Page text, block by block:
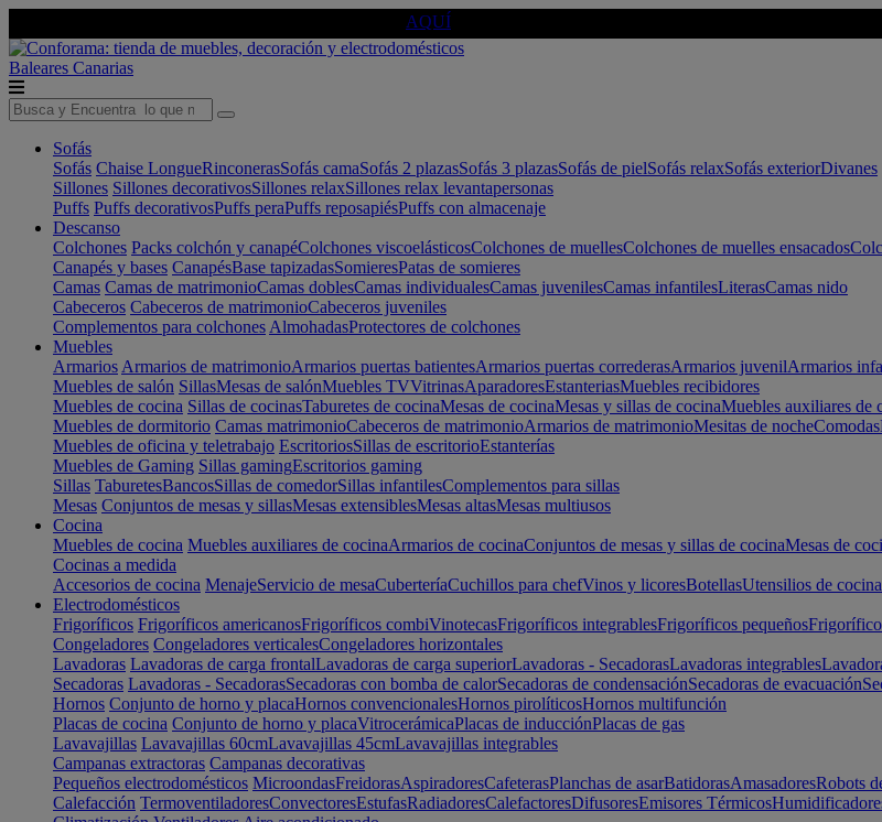
AQUÍ
Baleares Canarias
Sofás
Sofás Chaise LongueRinconerasSofás camaSofás 2 plazasSofás 3 plazasSofás de pielSofás relaxSofás exteriorDivanes
Sillones Sillones decorativosSillones relaxSillones relax levantapersonas
Puffs Puffs decorativosPuffs peraPuffs reposapiésPuffs con almacenaje
Descanso
Colchones Packs colchón y canapéColchones viscoelásticosColchones de muellesColchones de muelles ensacados
Canapés y bases CanapésBase tapizadasSomieresPatas de somieres
Camas Camas de matrimonioCamas doblesCamas individualesCamas juvenilesCamas infantilesLiterasCamas nido
Cabeceros Cabeceros de matrimonioCabeceros juveniles
Complementos para colchones AlmohadasProtectores de colchones
Muebles
Armarios Armarios de matrimonioArmarios puertas batientesArmarios puertas correderasArmarios juvenilArmarios
Muebles de salón SillasMesas de salónMuebles TVVitrinasAparadoresEstanteriasMuebles recibidores
Muebles de cocina Sillas de cocinasTaburetes de cocinaMesas de cocinaMesas y sillas de cocinaMuebles auxiliares de
Muebles de dormitorio Camas matrimonioCabeceros de matrimonioArmarios de matrimonioMesitas de nocheComodas
Muebles de oficina y teletrabajo EscritoriosSillas de escritorioEstanterías
Muebles de Gaming Sillas gamingEscritorios gaming
Sillas TaburetesBancosSillas de comedorSillas infantilesComplementos para sillas
Mesas Conjuntos de mesas y sillasMesas extensiblesMesas altasMesas multiusos
Cocina
Muebles de cocina Muebles auxiliares de cocinaArmarios de cocinaConjuntos de mesas y sillas de cocinaMesas de
Cocinas a medida
Accesorios de cocina MenajeServicio de mesaCuberteríaCuchillos para chefVinos y licoresBotellasUtensilios de cocina
Electrodomésticos
Frigoríficos Frigoríficos americanosFrigoríficos combiVinotecasFrigoríficos integrablesFrigoríficos pequeños
Congeladores Congeladores verticalesCongeladores horizontales
Lavadoras Lavadoras de carga frontalLavadoras de carga superiorLavadoras - SecadorasLavadoras integrables
Secadoras Lavadoras - SecadorasSecadoras con bomba de calorSecadoras de condensaciónSecadoras de evacuación
Hornos Conjunto de horno y placaHornos convencionalesHornos pirolíticosHornos multifunción
Placas de cocina Conjunto de horno y placaVitrocerámicaPlacas de inducciónPlacas de gas
Lavavajillas Lavavajillas 60cmLavavajillas 45cmLavavajillas integrables
Campanas extractoras Campanas decorativas
Pequeños electrodomésticos MicroondasFreidorasAspiradoresCafeterasPlanchas de asarBatidorasAmasadoresRobots
Calefacción TermoventiladoresConvectoresEstufasRadiadoresCalefactoresDifusoresEmisores Térmicos